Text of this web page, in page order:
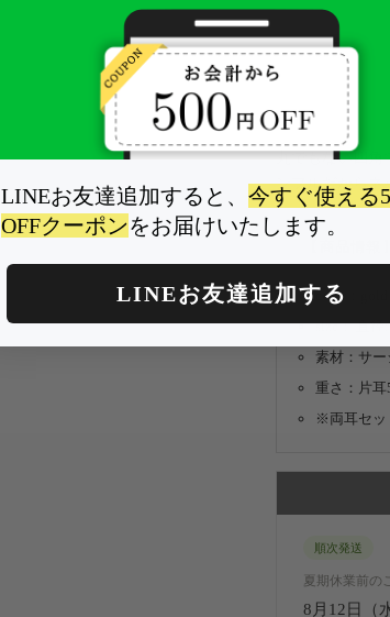
丸でもない四角
ンプルだからネ
color：gold
size： 直径
素材：サ
重さ：片耳
※両耳セッ
順次発送
夏期休業前の
8月12日（
LINEお友達追加すると、 今すぐ使える
OFFクーポンをお届けいたします。
LINEお友達追加する